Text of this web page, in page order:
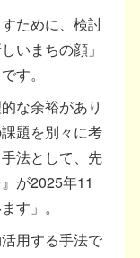
ために、検討
いまちの顔」
す。
な余裕があり
題を別々に考
法として、先
が2025年11
す」。
用する手法で